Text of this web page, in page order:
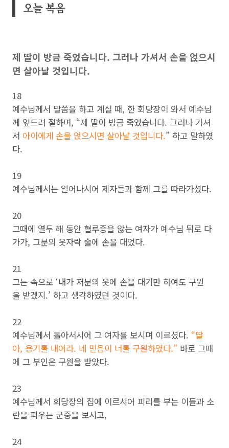
오늘 복음
제 딸이 방금 죽었습니다. 그러나 가셔서 손을 얹으시
면 살아날 것입니다.
18
예수님께서 말씀을 하고 계실 때, 한 회당장이 와서 예수님
께 엎드려 절하며, “제 딸이 방금 죽었습니다. 그러나 가셔
서 아이에게 손을 얹으시면 살아날 것입니다.” 하고 말하였
다.
19
예수님께서는 일어나시어 제자들과 함께 그를 따라가셨다.
20
그때에 열두 해 동안 혈루증을 앓는 여자가 예수님 뒤로 다
가가, 그분의 옷자락 술에 손을 대었다.
21
그는 속으로 ‘내가 저분의 옷에 손을 대기만 하여도 구원
을 받겠지.’ 하고 생각하였던 것이다.
22
예수님께서 돌아서시어 그 여자를 보시며 이르셨다. “딸
아, 용기를 내어라. 네 믿음이 너를 구원하였다.” 바로 그때
에 그 부인은 구원을 받았다.
23
예수님께서 회당장의 집에 이르시어 피리를 부는 이들과 소
란을 피우는 군중을 보시고,
24